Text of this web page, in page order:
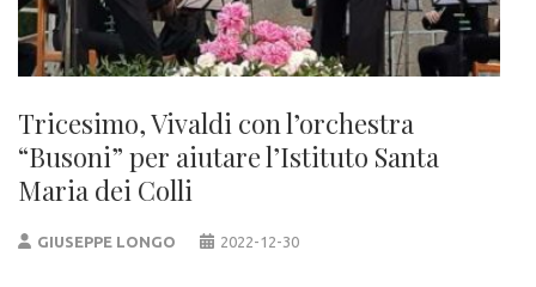
Tricesimo, Vivaldi con l’orchestra
“Busoni” per aiutare l’Istituto Santa
Maria dei Colli
GIUSEPPE LONGO 2022-12-30